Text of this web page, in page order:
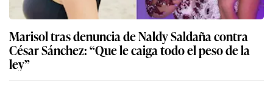
Marisol tras denuncia de Naldy Saldaña contra
César Sánchez: “Que le caiga todo el peso de la
ley”